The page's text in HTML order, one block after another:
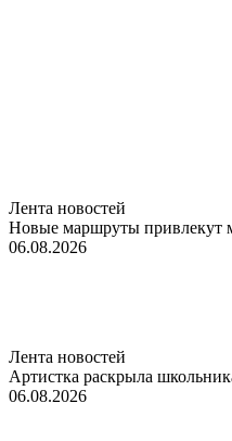
Лента новостей
Новые маршруты привлекут
06.08.2026
Лента новостей
Артистка раскрыла
06.08.2026